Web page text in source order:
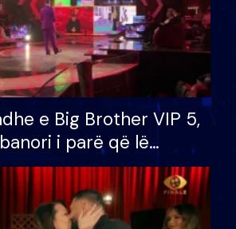
e Big Brother VIP 5,
i parë që lë
humb mundësinë për
e madh